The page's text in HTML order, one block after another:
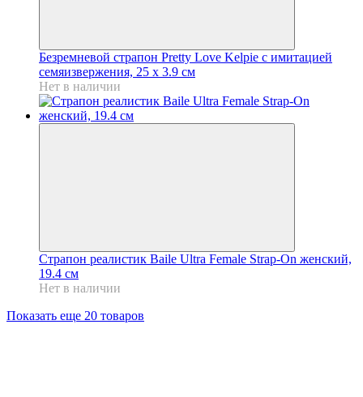
Безремневой страпон Pretty Love Kelpie с имитацией
семяизвержения, 25 х 3.9 см
Нет в наличии
Страпон реалистик Baile Ultra Female Strap-On женский,
19.4 см
Нет в наличии
Показать еще 20 товаров